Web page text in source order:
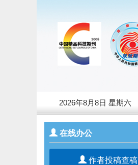
2026年8月8日 星期六
在线办公
作者投稿查稿